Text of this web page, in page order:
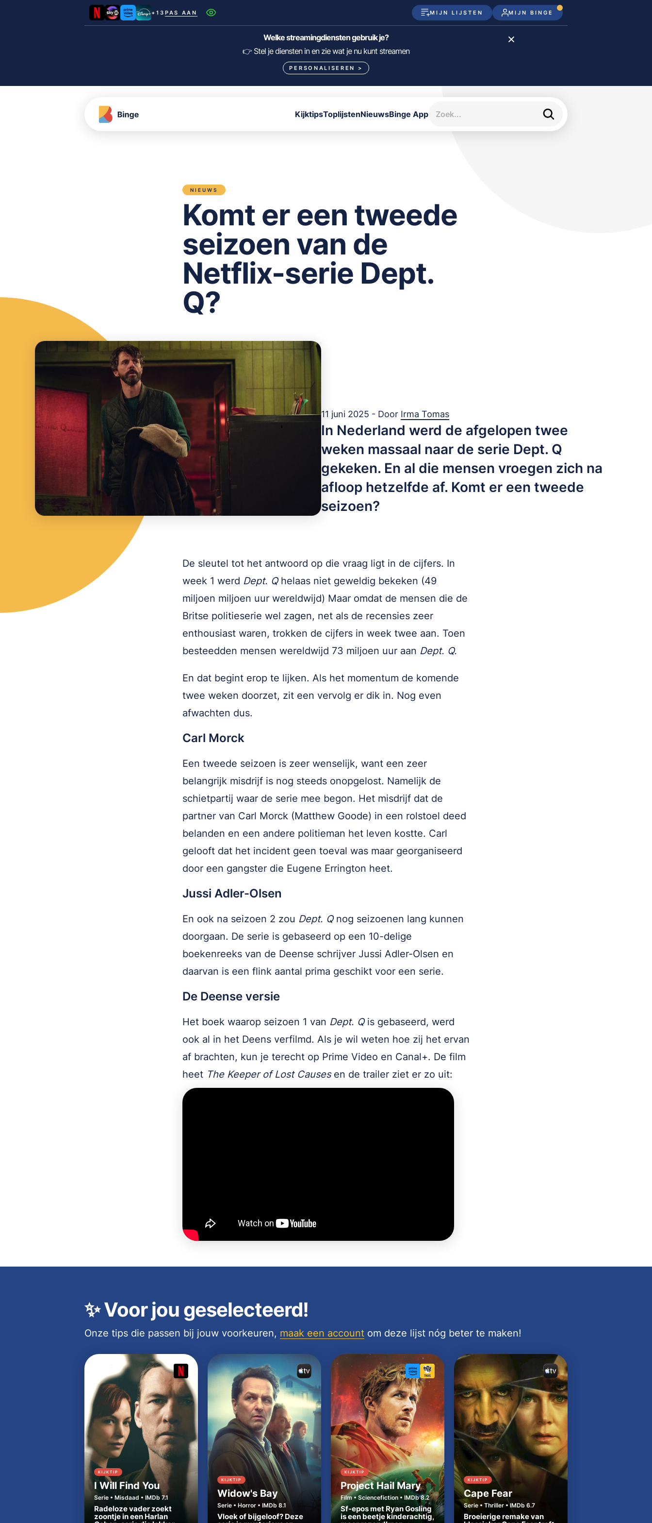
+13 PAS AAN MIJN LIJSTEN MIJN BINGE
Netflix SkyShowtime Prime Video Disney+
HBO Max NPO Start
Pathé Thuis
Welke streamingdiensten gebruik je?
👉 Stel je diensten in en zie wat je nu kunt streamen
PERSONALISEREN >
KijktipsToplijstenNieuwsBinge App
NIEUWS
Komt er een tweede
seizoen van de
Netflix-serie Dept.
Q?
11 juni 2025 - Door Irma Tomas
In Nederland werd de afgelopen twee
weken massaal naar de serie Dept. Q
gekeken. En al die mensen vroegen zich na
afloop hetzelfde af. Komt er een tweede
seizoen?
De sleutel tot het antwoord op die vraag ligt in de cijfers. In
week 1 werd Dept. Qhelaas niet geweldig bekeken (49
miljoen miljoen uur wereldwijd) Maar omdat de mensen die de
Britse politieserie wel zagen, net als de recensies zeer
enthousiast waren, trokken de cijfers in week twee aan. Toen
besteedden mensen wereldwijd 73 miljoen uur aan Dept. Q.
En dat begint erop te lijken. Als het momentum de komende
twee weken doorzet, zit een vervolg er dik in. Nog even
afwachten dus.
Carl Morck
Een tweede seizoen is zeer wenselijk, want een zeer
belangrijk misdrijf is nog steeds onopgelost. Namelijk de
schietpartij waar de serie mee begon. Het misdrijf dat de
partner van Carl Morck (Matthew Goode) in een rolstoel deed
belanden en een andere politieman het leven kostte. Carl
gelooft dat het incident geen toeval was maar georganiseerd
door een gangster die Eugene Errington heet.
Jussi Adler-Olsen
En ook na seizoen 2 zou Dept. Qnog seizoenen lang kunnen
doorgaan. De serie is gebaseerd op een 10-delige
boekenreeks van de Deense schrijver Jussi Adler-Olsen en
daarvan is een flink aantal prima geschikt voor een serie.
De Deense versie
Het boek waarop seizoen 1 van Dept. Qis gebaseerd, werd
ook al in het Deens verfilmd. Als je wil weten hoe zij het ervan
af brachten, kun je terecht op Prime Video en Canal+. De film
heet The Keeper of Lost Causes en de trailer ziet er zo uit:
✨Voor jou geselecteerd!
Onze tips die passen bij jouw voorkeuren, maak een account om deze lijst nóg beter te maken!
KIJKTIP
I Will Find You
Serie • Misdaad • IMDb 7.1
Radeloze vader zoekt
zoontje in een Harlan
KIJKTIP
Widow's Bay
Serie • Horror • IMDb 8.1
Vloek of bijgeloof? Deze
KIJKTIP
Project Hail Mary
Film • Sciencefiction • IMDb 8.2
Sf-epos met Ryan Gosling
is een beetje kinderachtig,
KIJKTIP
Cape Fear
Serie • Thriller • IMDb 6.7
Broeierige remake van